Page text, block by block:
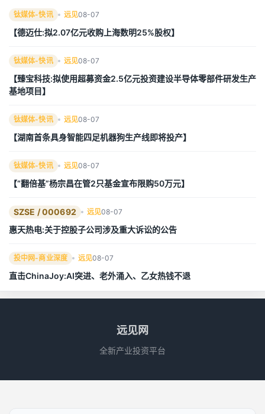
钛媒体-快讯 远见08-07
【德迈仕:拟2.07亿元收购上海数明25%股权】
钛媒体-快讯 远见08-07
【臻宝科技:拟使用超募资金2.5亿元投资建设半导体零部件研发生产
基地项目】
钛媒体-快讯 远见08-07
【湖南首条具身智能四足机器狗生产线即将投产】
钛媒体-快讯 远见08-07
【“翻倍基”杨宗昌在管2只基金宣布限购50万元】
SZSE / 000692 远见08-07
惠天热电:关于控股子公司涉及重大诉讼的公告
投中网-商业深度 远见08-07
直击ChinaJoy:AI突进、老外涌入、乙女热钱不退
远见网
全新产业投资平台